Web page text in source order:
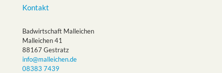
Kontakt
Badwirtschaft Malleichen
Malleichen 41
88167 Gestratz
info@malleichen.de
08383 7439